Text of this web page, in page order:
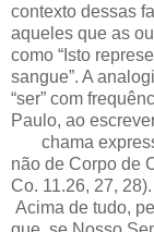
contexto dessas
aqueles que as
como “Isto
sangue”. A
“ser” com
Paulo, ao
chama
não de Corpo de
Co. 11.26, 27, 28).
Acima de tudo,